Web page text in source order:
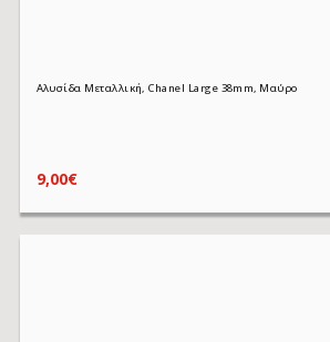
Αλυσίδα Μεταλλική, Chanel Large 38mm, Μαύρο
9,00€